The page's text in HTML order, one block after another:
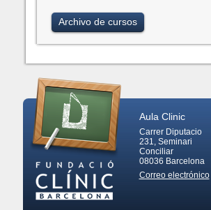
Archivo de cursos
Aula Clinic
Carrer Diputacio
231, Seminari
Conciliar
08036 Barcelona
Correo electrónico